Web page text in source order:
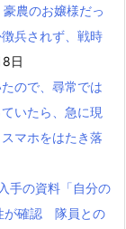
農のお嬢様だっ
兵されず、戦時
日
ので、尋常では
いたら、急に現
マホをはたき落
手の資料「自分の
が確認 隊員との